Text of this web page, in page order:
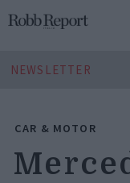
NEWSLETTER
CAR & MOTOR